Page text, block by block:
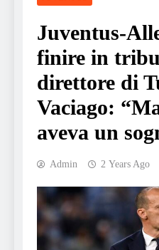
Juventus-
finire in
direttore di
Vaciago:
aveva un
Admin 2 Years Ago